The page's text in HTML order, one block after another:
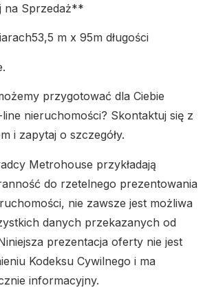
na Sprzedaż**
m x 95m długości
przygotować dla Ciebie
nieruchomości? Skontaktuj się z
i zapytaj o szczegóły.
Metrohouse przykładają
do rzetelnego prezentowania
nie zawsze jest możliwa
danych przekazanych od
prezentacja oferty nie jest
Kodeksu Cywilnego i ma
informacyjny.